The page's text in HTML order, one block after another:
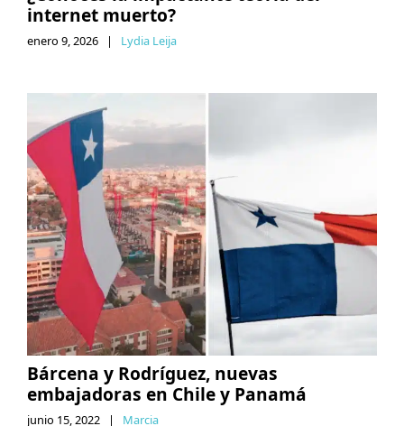
internet muerto?
enero 9, 2026 | Lydia Leija
Bárcena y Rodríguez, nuevas
embajadoras en Chile y Panamá
junio 15, 2022 | Marcia